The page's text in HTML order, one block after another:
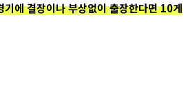
에 결장이나 부상없이 출장한다면 10게